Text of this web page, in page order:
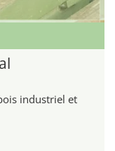
industriel et